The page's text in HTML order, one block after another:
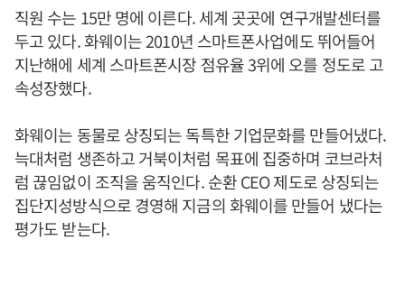
직원 수는 15만 명에 이른다. 세계 곳곳에 연구개발센터를
두고 있다. 화웨이는 2010년 스마트폰사업에도 뛰어들어
지난해에 세계 스마트폰시장 점유율 3위에 오를 정도로 고
속성장했다.
화웨이는 동물로 상징되는 독특한 기업문화를 만들어냈다.
늑대처럼 생존하고 거북이처럼 목표에 집중하며 코브라처
럼 끊임없이 조직을 움직인다. 순환 CEO 제도로 상징되는
집단지성방식으로 경영해 지금의 화웨이를 만들어 냈다는
평가도 받는다.